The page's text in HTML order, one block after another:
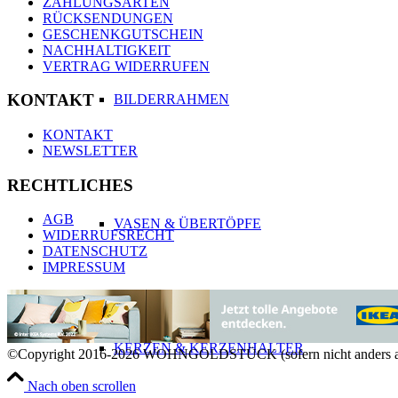
BILDERRAHMEN
VASEN & ÜBERTÖPFE
KERZEN & KERZENHALTER
RÜCKSENDUNGEN
GESCHENKGUTSCHEIN
NACHHALTIGKEIT
VERTRAG WIDERRUFEN
KONTAKT
KONTAKT
NEWSLETTER
RECHTLICHES
AGB
WIDERRUFSRECHT
DATENSCHUTZ
IMPRESSUM
©Copyright 2016-2026 WOHNGOLDSTÜCK (sofern nicht anders
Nach oben scrollen